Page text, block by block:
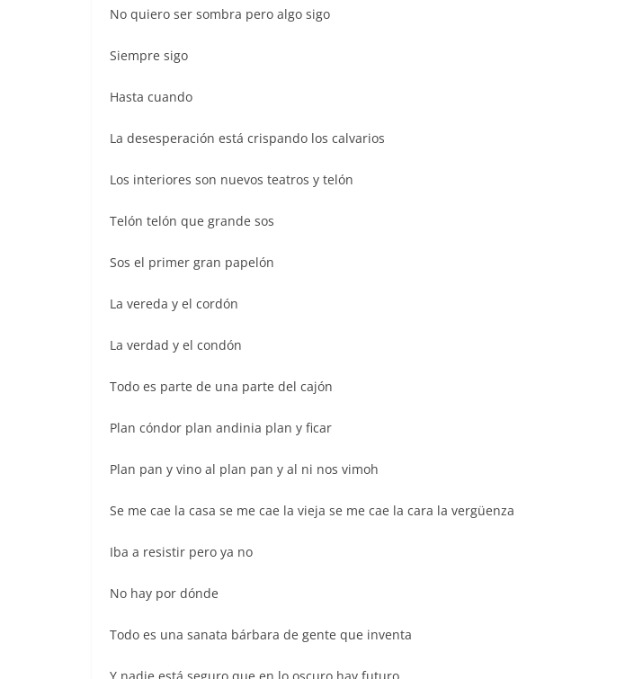
No quiero ser sombra pero algo sigo
Siempre sigo
Hasta cuando
La desesperación está crispando los calvarios
Los interiores son nuevos teatros y telón
Telón telón que grande sos
Sos el primer gran papelón
La vereda y el cordón
La verdad y el condón
Todo es parte de una parte del cajón
Plan cóndor plan andinia plan y ficar
Plan pan y vino al plan pan y al ni nos vimoh
Se me cae la casa se me cae la vieja se me cae la cara la vergüenza
Iba a resistir pero ya no
No hay por dónde
Todo es una sanata bárbara de gente que inventa